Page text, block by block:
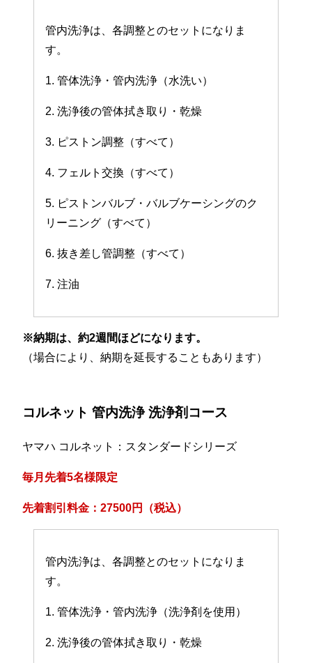
管内洗浄は、各調整とのセットになりま
す。
1. 管体洗浄・管内洗浄（水洗い）
2. 洗浄後の管体拭き取り・乾燥
3. ピストン調整（すべて）
4. フェルト交換（すべて）
5. ピストンバルブ・バルブケーシングのク
リーニング（すべて）
6. 抜き差し管調整（すべて）
7. 注油
※納期は、約2週間ほどになります。
（場合により、納期を延長することもあります）
コルネット 管内洗浄 洗浄剤コース
ヤマハ コルネット：スタンダードシリーズ
毎月先着5名様限定
先着割引料金：27500円（税込）
管内洗浄は、各調整とのセットになりま
す。
1. 管体洗浄・管内洗浄（洗浄剤を使用）
2. 洗浄後の管体拭き取り・乾燥